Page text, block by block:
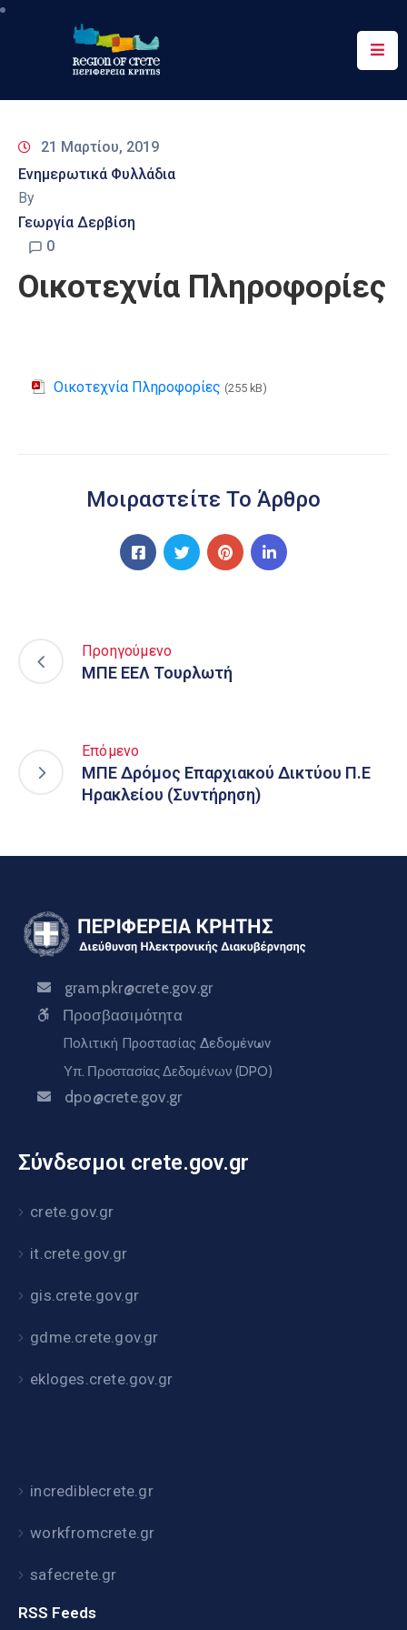
Περιφέρεια
&
Δράσεις
Ψηφιακές
21 Μαρτίου, 2019
Ενημερωτικά Φυλλάδια
By
Γεωργία Δερβίση
0
Οικοτεχνία Πληροφορίες
Οικοτεχνία Πληροφορίες (255 kB)
Μοιραστείτε Το Άρθρο
Προηγούμενο
ΜΠΕ ΕΕΛ Τουρλωτή
Επόμενο
ΜΠΕ Δρόμος Επαρχιακού Δικτύου Π.Ε
Ηρακλείου (Συντήρηση)
gram.pkr@crete.gov.gr
Προσβασιμότητα
Πολιτική Προστασίας Δεδομένων
Υπ. Προστασίας Δεδομένων (DPO)
dpo@crete.gov.gr
Σύνδεσμοι crete.gov.gr
crete.gov.gr
it.crete.gov.gr
gis.crete.gov.gr
gdme.crete.gov.gr
ekloges.crete.gov.gr
incrediblecrete.gr
workfromcrete.gr
safecrete.gr
RSS Feeds